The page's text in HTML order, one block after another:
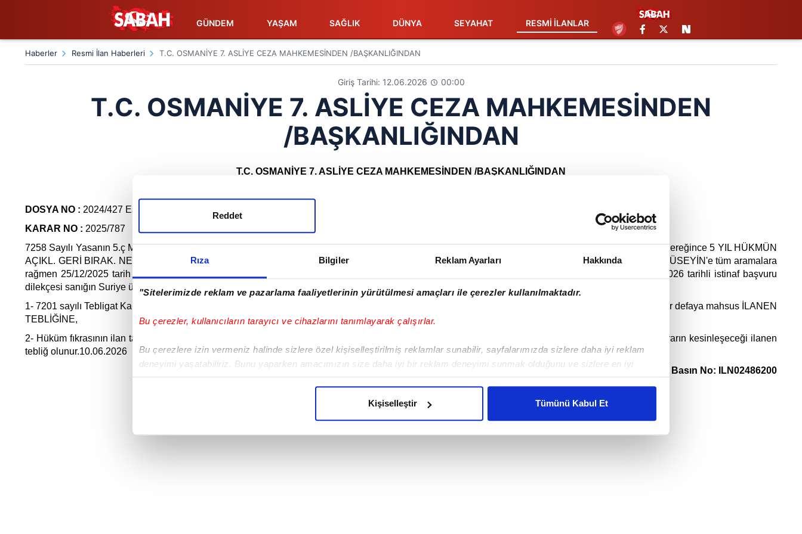
Rıza Bilgiler Reklam Ayarları Hakkında
"Sitelerimizde reklam ve pazarlama faaliyetlerinin yürütülmesi amaçları ile çerezler kullanılmaktadır.
Bu çerezler, kullanıcıların tarayıcı ve cihazlarını tanımlayarak çalışırlar.
Bu çerezlere izin vermeniz halinde sizlere özel kişiselleştirilmiş reklamlar sunabilir, sayfalarımızda sizlere daha iyi reklam
deneyimi yaşatabiliriz. Bunu yaparken amacımızın size daha iyi bir reklam deneyimi sunmak olduğunu ve sizlere en iyi
içerikleri sunabilmek adına elimizden gelen çabayı gösterdiğimizi ve bu noktada, reklamların maliyetlerimizi karşılamak
Her halükârda, kullanıcılar, bu çerezlere izin vermedikleri takdirde, kullanıcılara hedefli reklamlar gösterilmeyecektir."
Reddet
Kişiselleştir Tümünü Kabul Et
GÜNDEM YAŞAM SAĞLIK DÜNYA SEYAHAT RESMİ İLANLAR
Haberler Resmi İlan Haberleri T.C. OSMANİYE 7. ASLİYE CEZA MAHKEMESİNDEN /BAŞKANLIĞINDAN
Giriş Tarihi: 12.06.2026 00:00
T.C. OSMANİYE 7. ASLİYE CEZA MAHKEMESİNDEN
/BAŞKANLIĞINDAN
T.C. OSMANİYE 7. ASLİYE CEZA MAHKEMESİNDEN /BAŞKANLIĞINDAN
DOSYA NO : 2024/427 Esas
KARAR NO : 2025/787
7258 Sayılı Yasanın 5.ç Maddesine Muhalefet suçundan Mahkememizin yukarıda esas ve karar numarası yazılı 25/12/2025 tarihli ilamı ile 5.ç maddesi gereğince 5 YIL HÜKMÜN
AÇIKL. GERİ BIRAK. NED. DNT.SER. (CMK 231/8) cezası ile cezalandırılan Ömer ve Vidad kızı, İdlip 04/10/1972 doğumlu, Suriye uyruklu MUNE EL HÜSEYİN'e tüm aramalara
rağmen 25/12/2025 tarih 2024/427 esas 2025/787 karar sayılı gerekçeli karar ve Gençlik ve Spor Bakanlığı Spor Toto Teşkilat Başkanlığının 02/04/2026 tarihli istinaf başvuru
dilekçesi sanığın Suriye ülkesine dönmesi, Suriye ülkesindeki adresinin tespit edilememesi ve tebliğ imkanı bulunmaması sebebiyle tebliğ edilememiştir.
1- 7201 sayılı Tebligat Kanununun 28 ve 29. Maddeleri gereğince Türkiye Geneli İlk 5 de yer alan
gazetelerin birinde ve Genel İnternet Haber sitesinde bir defaya mahsus
İLANEN
TEBLİĞİNE,
2- Hüküm fıkrasının ilan tarihinden itibaren 15 gün sonra tebliğ edilmiş sayılacağına, takip eden iki haftalık süre içerisinde istinaf olunmadığı taktirde kararın kesinleşeceği ilanen
tebliğ olunur.10.06.2026
#ilan.gov.tr Basın No: ILN02486200